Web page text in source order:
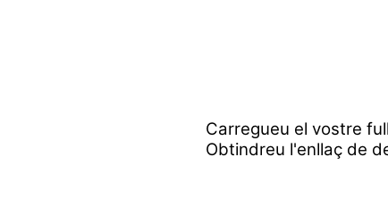
Carregueu el vostre
Obtindreu l'enllaç de